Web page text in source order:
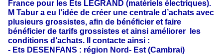
France pour les Ets LEGRAND (matériels électriques).
M Tabur a eu l’idée de créer une centrale d’achats avec
plusieurs grossistes, afin de bénéficier et faire
bénéficier de tarifs grossistes et ainsi améliorer les
conditions d’achats. Il contacte ainsi :
- Ets DESENFANS : région Nord- Est (Cambrai)